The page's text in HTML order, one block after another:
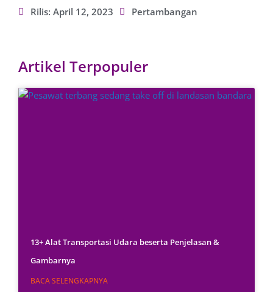
Rilis: April 12, 2023 Pertambangan
Artikel Terpopuler
13+ Alat Transportasi Udara beserta Penjelasan &
Gambarnya
BACA SELENGKAPNYA